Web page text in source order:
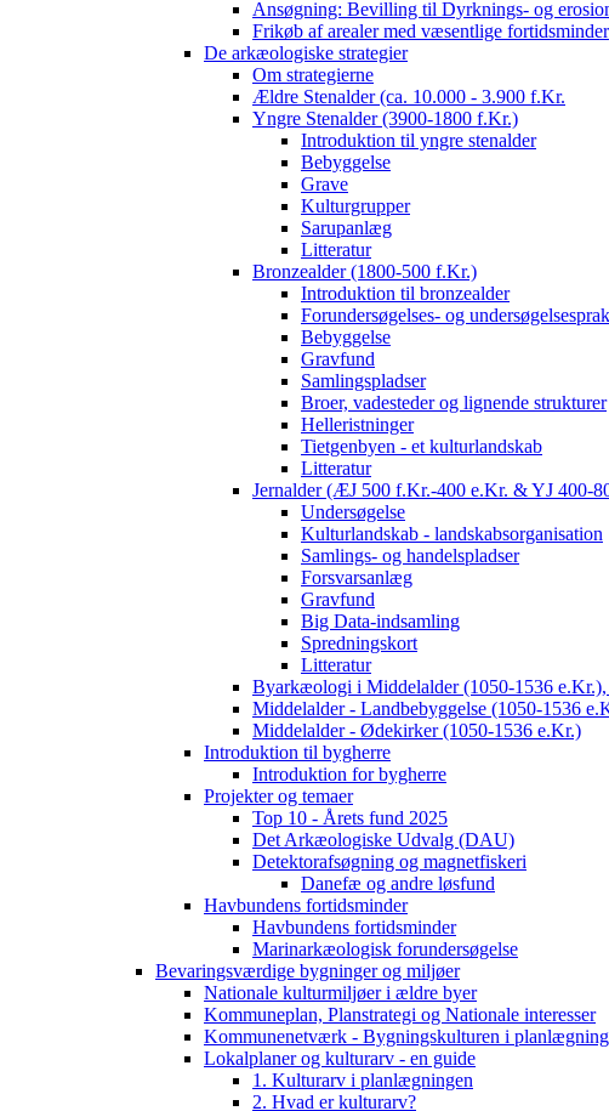
Ansøgning: Bevilling til Dyrknings- og
Frikøb af arealer med væsentlige fortidsminder
De arkæologiske strategier
Om strategierne
Ældre Stenalder (ca. 10.000 - 3.900 f.Kr.
Yngre Stenalder (3900-1800 f.Kr.)
Introduktion til yngre stenalder
Bebyggelse
Grave
Kulturgrupper
Sarupanlæg
Litteratur
Bronzealder (1800-500 f.Kr.)
Introduktion til bronzealder
Forundersøgelses- og
Bebyggelse
Gravfund
Samlingspladser
Broer, vadesteder og lignende strukturer
Helleristninger
Tietgenbyen - et kulturlandskab
Litteratur
Jernalder (ÆJ 500 f.Kr.-400 e.Kr. & YJ 400-
Undersøgelse
Kulturlandskab - landskabsorganisation
Samlings- og handelspladser
Forsvarsanlæg
Gravfund
Big Data-indsamling
Spredningskort
Litteratur
Byarkæologi i Middelalder (1050-1536
Middelalder - Landbebyggelse (1050-1536
Middelalder - Ødekirker (1050-1536 e.Kr.)
Introduktion til bygherre
Introduktion for bygherre
Projekter og temaer
Top 10 - Årets fund 2025
Det Arkæologiske Udvalg (DAU)
Detektorafsøgning og magnetfiskeri
Danefæ og andre løsfund
Havbundens fortidsminder
Havbundens fortidsminder
Marinarkæologisk forundersøgelse
Bevaringsværdige bygninger og miljøer
Nationale kulturmiljøer i ældre byer
Kommuneplan, Planstrategi og Nationale interesser
Kommunenetværk - Bygningskulturen i
Lokalplaner og kulturarv - en guide
1. Kulturarv i planlægningen
2. Hvad er kulturarv?